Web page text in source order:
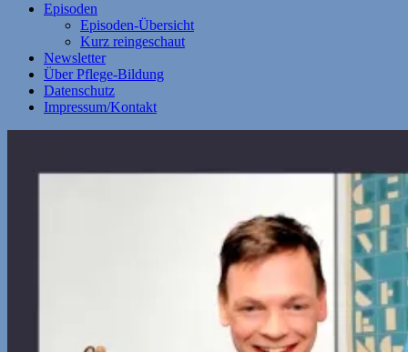
Episoden
Episoden-Übersicht
Kurz reingeschaut
Newsletter
Über Pflege-Bildung
Datenschutz
Impressum/Kontakt